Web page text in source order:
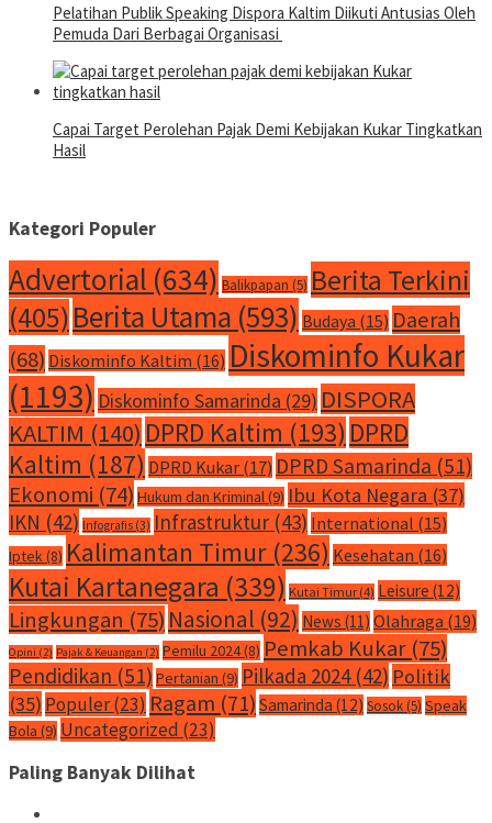
Pelatihan Publik Speaking Dispora Kaltim Diikuti Antusias Oleh
Pemuda Dari Berbagai Organisasi
Capai Target Perolehan Pajak Demi Kebijakan Kukar Tingkatkan
Hasil
Kategori Populer
Advertorial (634) Balikpapan (5) Berita Terkini
(405)Berita Utama (593) Budaya (15) Daerah
(68) Diskominfo Kaltim (16) Diskominfo Kukar
(1193) Diskominfo Samarinda (29) DISPORA
KALTIM (140) DPRD Kaltim (193) DPRD
Kaltim (187) DPRD Kukar (17) DPRD Samarinda (51)
Ekonomi (74) Hukum dan Kriminal(9) Ibu Kota Negara (37)
IKN (42) Infografis (3) Infrastruktur (43) International (15)
Iptek(8) Kalimantan Timur (236) Kesehatan (16)
Kutai Kartanegara (339) Kutai Timur (4) Leisure (12)
Lingkungan (75) Nasional (92) News (11) Olahraga (19)
Opini (2) Pajak & Keuangan (2) Pemilu 2024(8) Pemkab Kukar (75)
Pendidikan (51) Pertanian (9) Pilkada 2024(42) Politik
(35) Populer(23) Ragam (71) Samarinda (12) Sosok(5) Speak
Bola (9) Uncategorized (23)
Paling Banyak Dilihat